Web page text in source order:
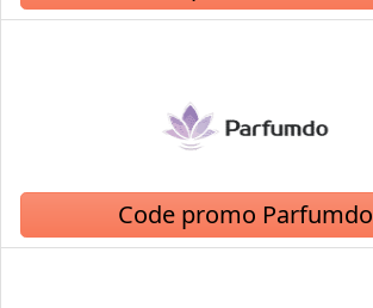
Code promo Parfumdo